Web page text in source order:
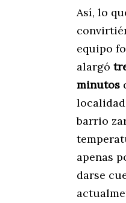
Así, lo
equipo
alargó
minutos
barrio
apenas
darse